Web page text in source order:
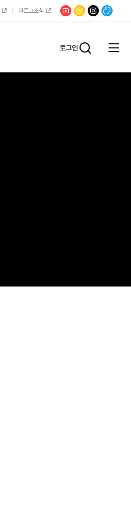
아르코소식 유튜브문학광장채널문장
팟빵
로그인
전체